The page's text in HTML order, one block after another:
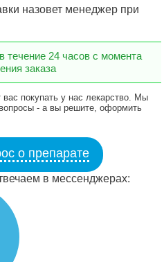
назовет менеджер при
течение 24 часов с момента
заказа
покупать у нас лекарство. Мы
- а вы решите, оформить
о препарате
в мессенджерах: